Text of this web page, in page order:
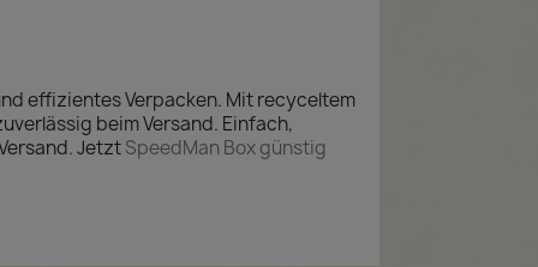
effizientes Verpacken. Mit recyceltem
beim Versand. Einfach,
JetztSpeedMan Box günstig